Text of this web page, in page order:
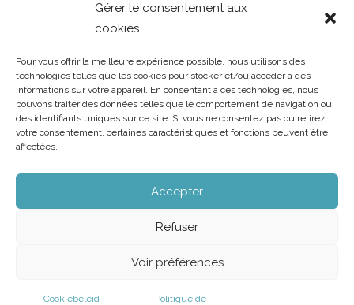
Gérer le consentement aux
cookies
Pour vous offrir la meilleure expérience possible, nous utilisons des
technologies telles que les cookies pour stocker et/ou accéder à des
informations sur votre appareil. En consentant à ces technologies, nous
pouvons traiter des données telles que le comportement de navigation ou
des identifiants uniques sur ce site. Si vous ne consentez pas ou retirez
votre consentement, certaines caractéristiques et fonctions peuvent être
affectées.
Accepter
Refuser
Voir préférences
Cookiebeleid
Politique de
ModuleHome vous offre une solution de
haute qualité et très flexible pour tous vos
besoins d’espace supplémentaire de vie,